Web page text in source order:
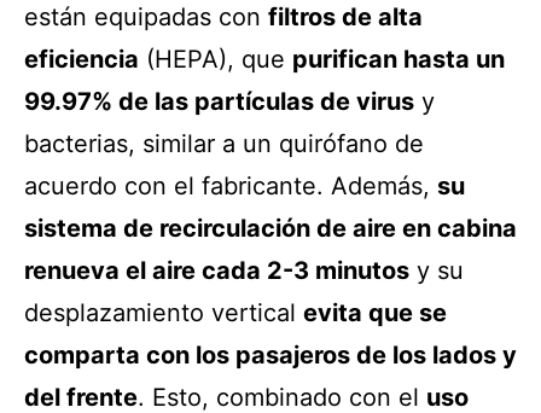
están equipadas con filtros de alta
eficiencia (HEPA), que purifican hasta un
99.97% de las partículas de virus y
bacterias, similar a un quirófano de
acuerdo con el fabricante. Además, su
sistema de recirculación de aire en cabina
renueva el aire cada 2-3 minutos y su
desplazamiento vertical evita que se
comparta con los pasajeros de los lados y
del frente. Esto, combinado con el uso